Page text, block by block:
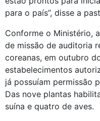
para o país”, disse a
Conforme o Ministério,
de missão de auditoria
coreanas, em outubro
estabelecimentos
já possuíam permissão
Das nove plantas
suína e quatro de aves.